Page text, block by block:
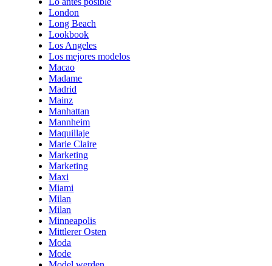
London
Long Beach
Lookbook
Los Angeles
Los mejores modelos
Macao
Madame
Madrid
Mainz
Manhattan
Mannheim
Maquillaje
Marie Claire
Marketing
Marketing
Maxi
Miami
Milan
Milan
Minneapolis
Mittlerer Osten
Moda
Mode